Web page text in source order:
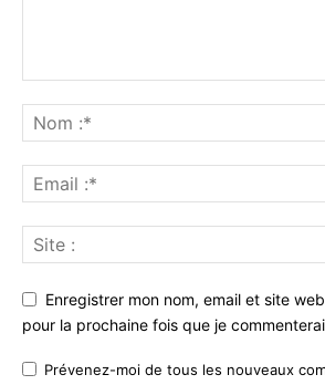
Enregistrer mon nom, email et site
pour la prochaine fois que je
Prévenez-moi de tous les nouveaux